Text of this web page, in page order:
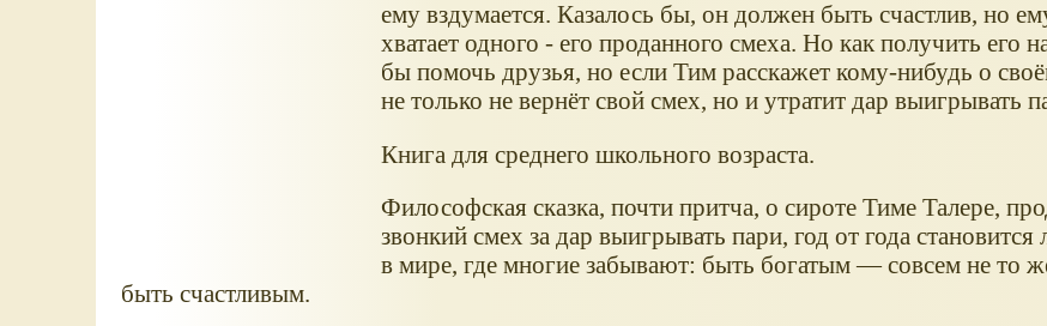
ему вздумается. Казалось бы, он должен быть счастлив, но
хватает одного - его проданного смеха. Но как получить его
бы помочь друзья, но если Тим расскажет кому-нибудь о
не только не вернёт свой смех, но и утратит дар выигрывать
Книга для среднего школьного возраста.
Философская сказка, почти притча, о сироте Тиме Талере,
звонкий смех за дар выигрывать пари, год от года становится
в мире, где многие забывают: быть богатым — совсем не то
быть счастливым.